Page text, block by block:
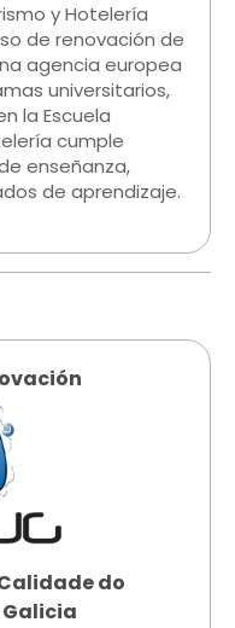
y Hotelería
de renovación de
agencia europea
universitarios,
la Escuela
cumple
enseñanza,
de aprendizaje.
do